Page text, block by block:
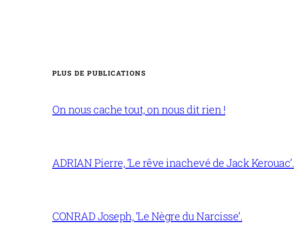
PLUS DE PUBLICATIONS
On nous cache tout, on nous dit rien !
ADRIAN Pierre, ‘Le rêve inachevé de Jack Kerouac’.
CONRAD Joseph, ‘Le Nègre du Narcisse’.